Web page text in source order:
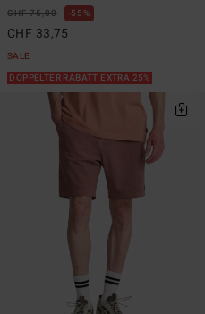
CHF 75,00 55%
CHF 33,75
SALE
DOPPELTER RABATT EXTRA 25%